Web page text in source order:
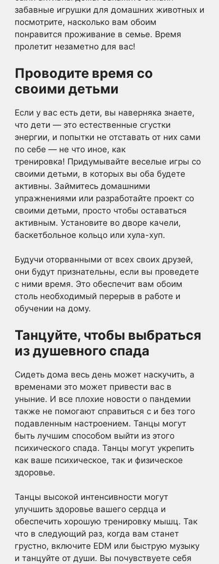
забавные игрушки для домашних животных и
посмотрите, насколько вам обоим
понравится проживание в семье. Время
пролетит незаметно для вас!
Проводите время со
своими детьми
Если у вас есть дети, вы наверняка знаете,
что дети — это естественные сгустки
энергии, и попытки не отставать от них сами
по себе — не что иное, как
тренировка! Придумывайте веселые игры со
своими детьми, в которых вы оба будете
активны. Займитесь домашними
упражнениями или разработайте проект со
своими детьми, просто чтобы оставаться
активным. Установите во дворе качели,
баскетбольное кольцо или хула-хуп.
Будучи оторванными от всех своих друзей,
они будут признательны, если вы проведете
с ними время. Это обеспечит вам обоим
столь необходимый перерыв в работе и
обучении на дому.
Танцуйте, чтобы выбраться
из душевного спада
Сидеть дома весь день может наскучить, а
временами это может привести вас в
уныние. И все плохие новости о пандемии
также не помогают справиться с и без того
подавленным настроением. Танцы могут
быть лучшим способом выйти из этого
психического спада. Танцы могут укрепить
как ваше психическое, так и физическое
здоровье.
Танцы высокой интенсивности могут
улучшить здоровье вашего сердца и
обеспечить хорошую тренировку мышц. Так
что в следующий раз, когда вам станет
грустно, включите EDM или быструю музыку
и танцуйте от души. Вы почувствуете себя